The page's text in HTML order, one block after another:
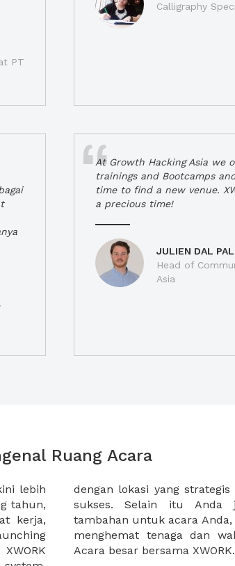
PT
Calligraphy
At Growth Hacking Asia we
trainings and Bootcamps
time to find a new venue.
a precious time!
JULIEN DAL
Head of
Asia
Ruang Acara
lebih
tahun,
kerja,
makin
dan
Acara besar bersama XWORK.